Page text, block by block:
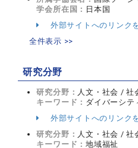
学会所在国： 日本国
外部サイトへのリンク
全件表示 >>
研究分野
研究分野： 人文・社会 / 社
キーワード： ダイバーシテ
外部サイトへのリンク
研究分野： 人文・社会 / 社
キーワード：地域福祉